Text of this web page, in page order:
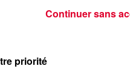
priorité
Continuer sans